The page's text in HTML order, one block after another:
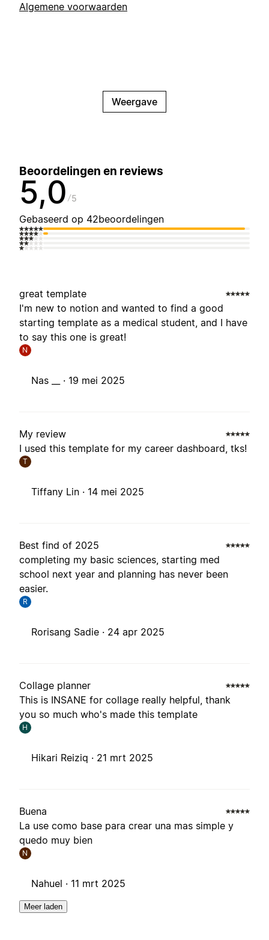
Algemene voorwaarden
Weergave
Beoordelingen en reviews
5,0 5
Gebaseerd op 42beoordelingen
great template
I'm new to notion and wanted to find a good
starting template as a medical student, and I have
to say this one is great!
N
Nas __ · 19 mei 2025
My review
I used this template for my career dashboard, tks!
T
Tiffany Lin · 14 mei 2025
Best find of 2025
completing my basic sciences, starting med
school next year and planning has never been
easier.
R
Rorisang Sadie · 24 apr 2025
Collage planner
This is INSANE for collage really helpful, thank
you so much who's made this template
H
Hikari Reiziq · 21 mrt 2025
Buena
La use como base para crear una mas simple y
quedo muy bien
N
Nahuel · 11 mrt 2025
Meer laden